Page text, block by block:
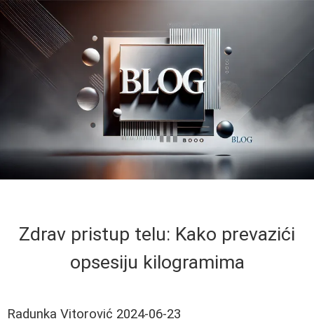
Zdrav pristup telu: Kako prevazići
opsesiju kilogramima
Radunka Vitorović 2024-06-23